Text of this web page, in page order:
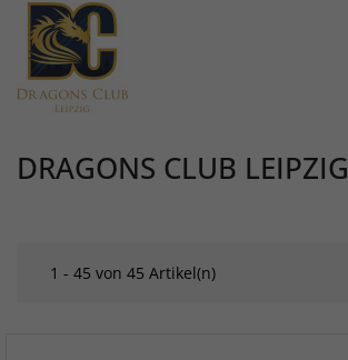
DRAGONS CLUB LEIPZIG
1 - 45 von 45 Artikel(n)